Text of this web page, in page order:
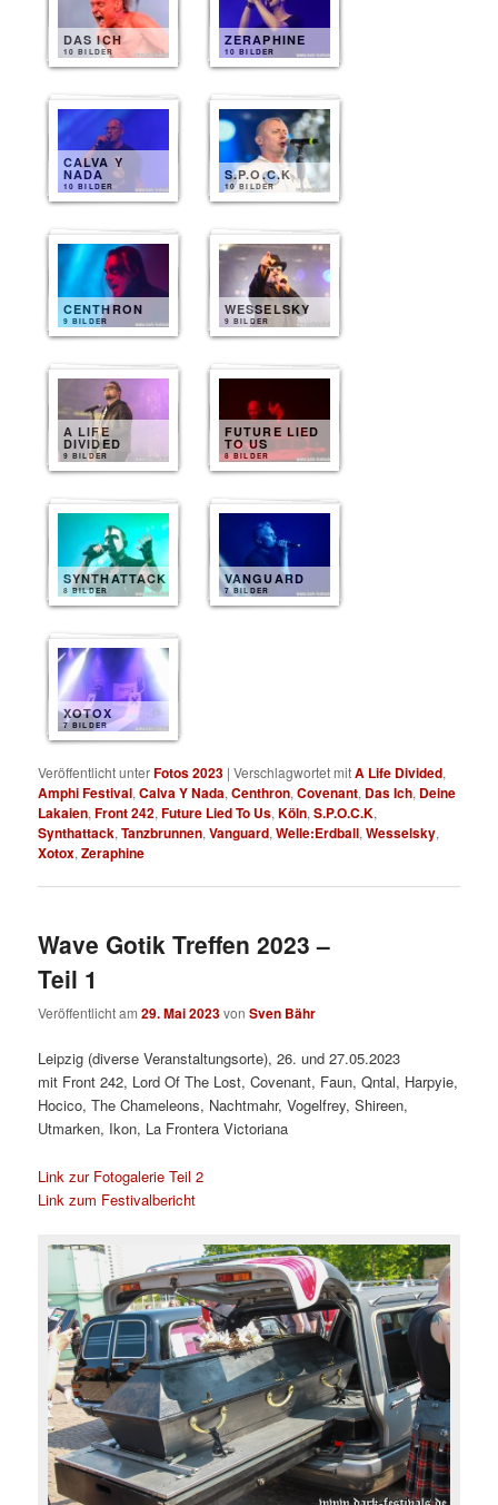
DAS ICH
10 BILDER
ZERAPHINE
10 BILDER
CALVA Y
NADA
10 BILDER
S.P.O.C.K
10 BILDER
CENTHRON
9 BILDER
WESSELSKY
9 BILDER
A LIFE
DIVIDED
9 BILDER
FUTURE LIED
TO US
8 BILDER
SYNTHATTACK
8 BILDER
VANGUARD
7 BILDER
XOTOX
7 BILDER
Veröffentlicht unterFotos 2023 |Verschlagwortet mitA Life Divided,
Amphi Festival,Calva Y Nada,Centhron,Covenant, Das Ich, Deine
Lakaien,Front 242,Future Lied To Us,Köln,S.P.O.C.K,
Synthattack,Tanzbrunnen,Vanguard,Welle:Erdball,Wesselsky,
Xotox,Zeraphine
Wave Gotik Treffen 2023 –
Teil 1
Veröffentlicht am29. Mai 2023vonSven Bähr
Leipzig (diverse Veranstaltungsorte), 26. und 27.05.2023
mit Front 242, Lord Of The Lost, Covenant, Faun, Qntal, Harpyie,
Hocico, The Chameleons, Nachtmahr, Vogelfrey, Shireen,
Utmarken, Ikon, La Frontera Victoriana
Link zur Fotogalerie Teil 2
Link zum Festivalbericht